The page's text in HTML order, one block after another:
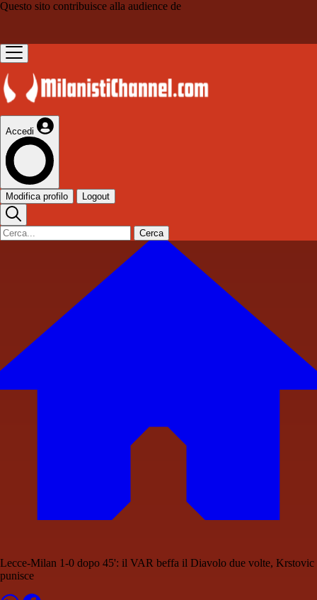
Questo sito contribuisce alla audience de
Accedi
Modifica profilo Logout
Cerca
Lecce-Milan 1-0 dopo 45': il VAR beffa il Diavolo due volte, Krstovic
punisce